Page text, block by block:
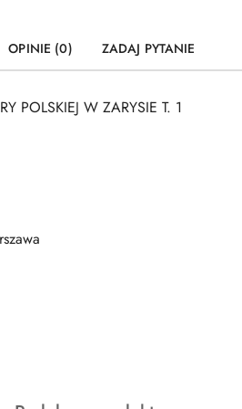
OPINIE (0) ZADAJ PYTANIE
POLSKIEJ W ZARYSIE T. 1